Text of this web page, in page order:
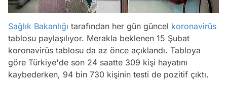
Sağlık Bakanlığı tarafından her gün güncel koronavirüs
tablosu paylaşılıyor. Merakla beklenen 15 Şubat
koronavirüs tablosu da az önce açıklandı. Tabloya
göre Türkiye'de son 24 saatte 309 kişi hayatını
kaybederken, 94 bin 730 kişinin testi de pozitif çıktı.